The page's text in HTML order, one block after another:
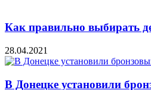
Как правильно выбирать
28.04.2021
В Донецке установили